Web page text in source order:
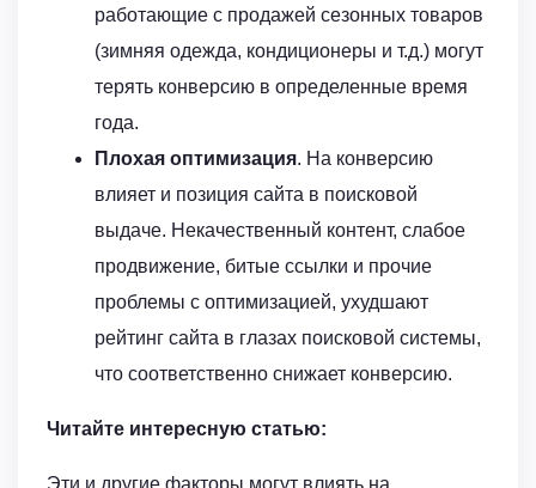
работающие с продажей сезонных товаров
(зимняя одежда, кондиционеры и т.д.) могут
терять конверсию в определенные время
года.
Плохая оптимизация. На конверсию
влияет и позиция сайта в поисковой
выдаче. Некачественный контент, слабое
продвижение, битые ссылки и прочие
проблемы с оптимизацией, ухудшают
рейтинг сайта в глазах поисковой системы,
что соответственно снижает конверсию.
Читайте интересную статью: